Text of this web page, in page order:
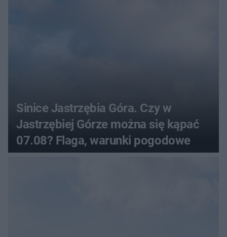
Sinice Jastrzębia Góra. Czy w
Jastrzębiej Górze można się kąpać
07.08? Flaga, warunki pogodowe